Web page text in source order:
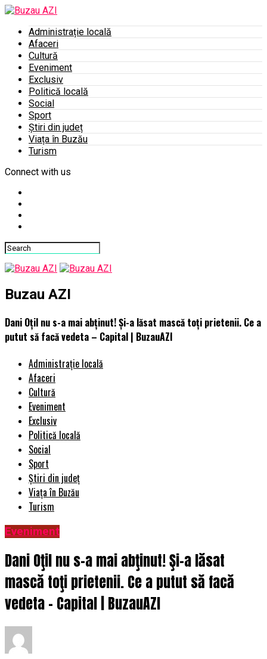
Administrație locală
Afaceri
Cultură
Eveniment
Exclusiv
Politică locală
Social
Sport
Știri din județ
Viața în Buzău
Turism
Connect with us
Buzau AZI
Dani Oţil nu s-a mai abţinut! Şi-a lăsat mască toţi prietenii. Ce a
putut să facă vedeta – Capital | BuzauAZI
Administrație locală
Afaceri
Cultură
Eveniment
Exclusiv
Politică locală
Social
Sport
Știri din județ
Viața în Buzău
Turism
Eveniment
Dani Oţil nu s-a mai abţinut! Şi-a lăsat
mască toţi prietenii. Ce a putut să facă
vedeta – Capital | BuzauAZI